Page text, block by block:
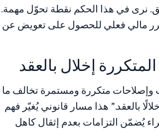
نرى في هذا الحكم نقطة تحوّل مهمة.
مالي فعلي للحصول على تعويض عن
إخلال بالعقد
وإصلاحات متكررة ومستمرة تخالف ما
بالعقد.” هذا مسار قانوني يُغيّر فهم
يُضمّن التزامات بعدم إثقال كاهل